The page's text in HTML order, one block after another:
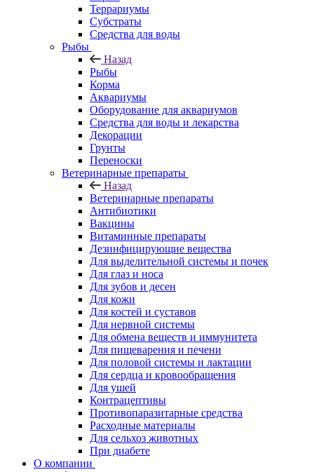
Террариумы
Субстраты
Средства для воды
Рыбы
Назад
Рыбы
Корма
Аквариумы
Оборудование для аквариумов
Средства для воды и лекарства
Декорации
Грунты
Переноски
Ветеринарные препараты
Назад
Ветеринарные препараты
Антибиотики
Вакцины
Витаминные препараты
Дезинфицирующие вещества
Для выделительной системы и почек
Для глаз и носа
Для зубов и десен
Для кожи
Для костей и суставов
Для нервной системы
Для обмена веществ и иммунитета
Для пищеварения и печени
Для половой системы и лактации
Для сердца и кровообращения
Для ушей
Контрацептивы
Противопаразитарные средства
Расходные материалы
Для сельхоз животных
При диабете
О компании